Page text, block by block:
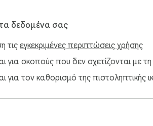
δεδομένα σας
τις εγκεκριμένες περιπτώσεις χρήσης
σκοπούς που δεν σχετίζονται με τη
για τον καθορισμό της πιστοληπτικής